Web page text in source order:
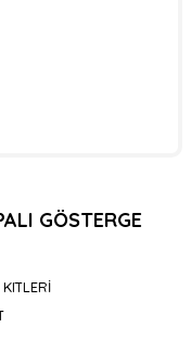
GÖSTERGE